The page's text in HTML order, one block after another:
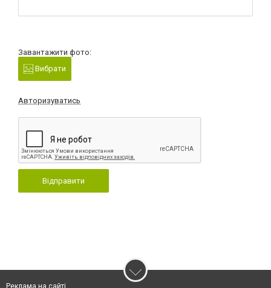
Завантажити фото:
Вибрати
Авторизуватись
Відправити
Реклама на сайті